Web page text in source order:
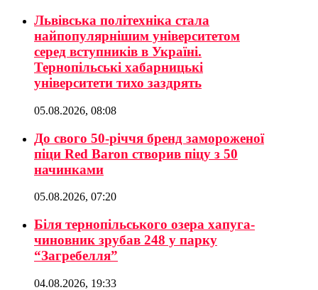
Львівська політехніка стала
найпопулярнішим університетом
серед вступників в Україні.
Тернопільські хабарницькі
університети тихо заздрять
05.08.2026, 08:08
До свого 50-річчя бренд замороженої
піци Red Baron створив піцу з 50
начинками
05.08.2026, 07:20
Біля тернопільського озера хапуга-
чиновник зрубав 248 у парку
“Загребелля”
04.08.2026, 19:33